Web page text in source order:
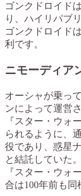
ゴンクドロイド
り、ハイリパブ
ゴンクドロイド
利です。
ニモーディア
オーシャが乗っ
ンによって運営
『スター・ウォ
られるように、
役であり、惑星
と結託していた。
『スター・ウォ
合は100年前も同